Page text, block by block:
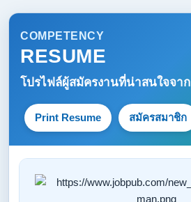
COMPETENCY
RESUME
โปรไฟล์ผู้สมัครงานที่น่าสนใจจาก
Print Resume สมัครสมาชิก